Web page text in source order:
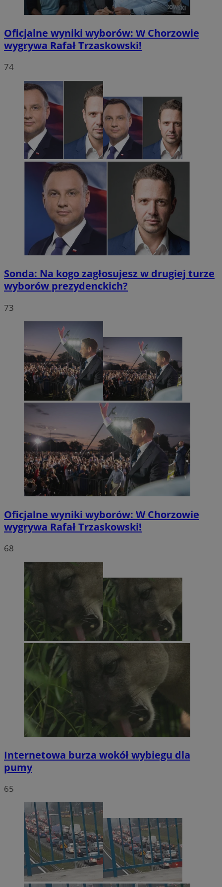
Oficjalne wyniki wyborów: W Chorzowie
wygrywa Rafał Trzaskowski!
74
Sonda: Na kogo zagłosujesz w drugiej turze
wyborów prezydenckich?
73
Oficjalne wyniki wyborów: W Chorzowie
wygrywa Rafał Trzaskowski!
68
Internetowa burza wokół wybiegu dla
pumy
65